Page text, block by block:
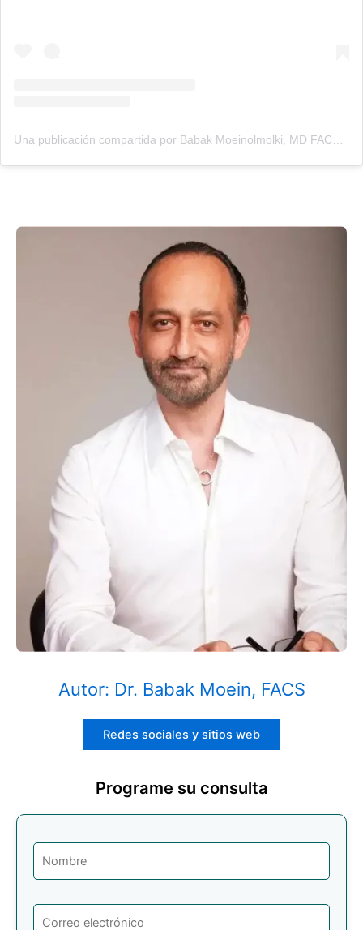
Autor: Dr. Babak Moein, FACS
Redes sociales y sitios web
Programe su consulta